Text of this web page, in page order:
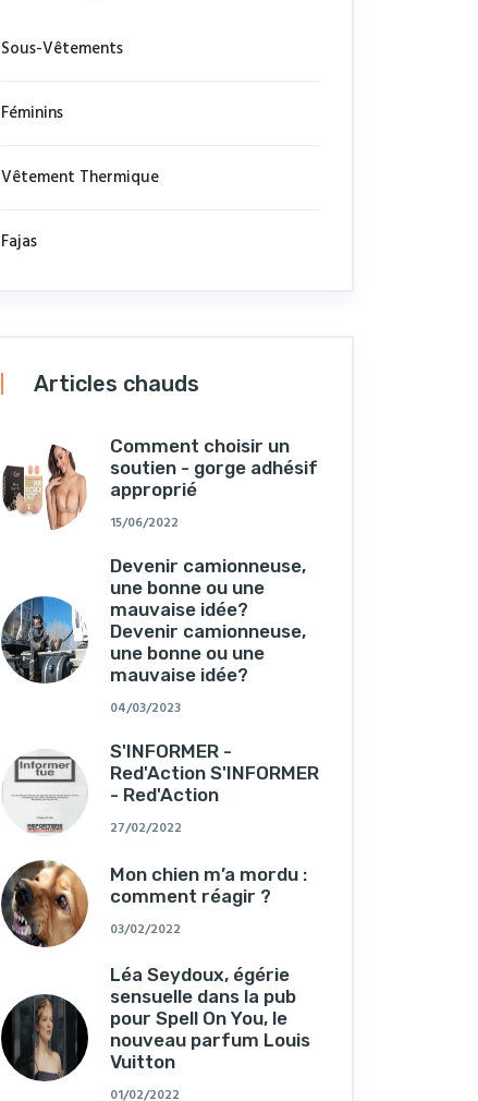
Sous-Vêtements
Féminins
Vêtement Thermique
Fajas
Articles chauds
Comment choisir un
soutien - gorge adhésif
approprié
15/06/2022
Devenir camionneuse,
une bonne ou une
mauvaise idée?
Devenir camionneuse,
une bonne ou une
mauvaise idée?
04/03/2023
S'INFORMER -
Red'Action S'INFORMER
- Red'Action
27/02/2022
Mon chien m’a mordu :
comment réagir ?
03/02/2022
Léa Seydoux, égérie
sensuelle dans la pub
pour Spell On You, le
nouveau parfum Louis
Vuitton
01/02/2022